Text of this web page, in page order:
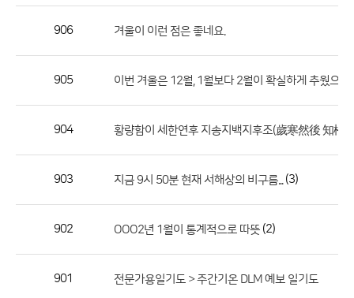
호,
록
906 겨울이 이런 점은 좋네요.
905 이번 겨울은 12월, 1월보다 2월이 확실하게 추웠으면
904 황량함이 세한연후 지송지백지후조(歲寒然後 知松
903 지금 9시 50분 현재 서해상의 비구름... (3)
902 OOO2년 1월이 통계적으로 따뜻 (2)
901 전문가용일기도 > 주간기온 DLM 예보 일기도